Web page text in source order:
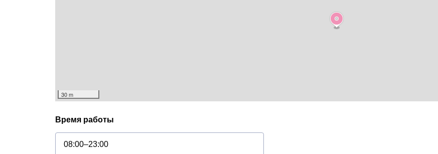
30 m
Время работы
08:00–23:00